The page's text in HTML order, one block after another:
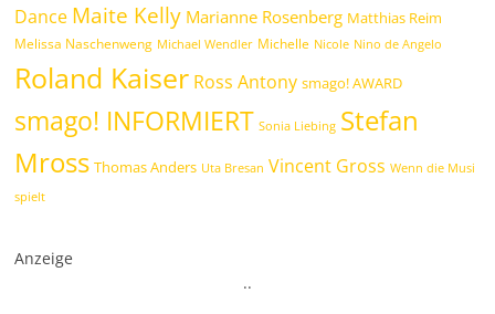
Dance Maite Kelly Marianne Rosenberg Matthias Reim
Melissa Naschenweng Michael Wendler Michelle Nicole Nino de Angelo
Roland Kaiser Ross Antony smago! AWARD
smago! INFORMIERT Sonia Liebing Stefan
Mross Thomas Anders Uta Bresan Vincent Gross Wenn die Musi
spielt
Anzeige
..